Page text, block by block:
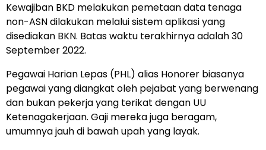
Kewajiban BKD melakukan pemetaan data tenaga
non-ASN dilakukan melalui sistem aplikasi yang
disediakan BKN. Batas waktu terakhirnya adalah 30
September 2022.
Pegawai Harian Lepas (PHL) alias Honorer biasanya
pegawai yang diangkat oleh pejabat yang berwenang
dan bukan pekerja yang terikat dengan UU
Ketenagakerjaan. Gaji mereka juga beragam,
umumnya jauh di bawah upah yang layak.